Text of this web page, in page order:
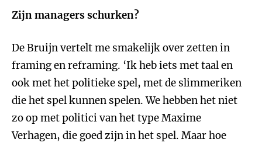
Zijn managers schurken?
De Bruijn vertelt me smakelijk over zetten in
framing en reframing. ‘Ik heb iets met taal en
ook met het politieke spel, met de slimmeriken
die het spel kunnen spelen. We hebben het niet
zo op met politici van het type Maxime
Verhagen, die goed zijn in het spel. Maar hoe